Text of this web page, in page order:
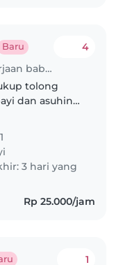
Baru
Lowongan pekerjaan babysitting di Jakarta
4
tolong
dan asuhin
3 hari yang
Rp 25.000/jam
1